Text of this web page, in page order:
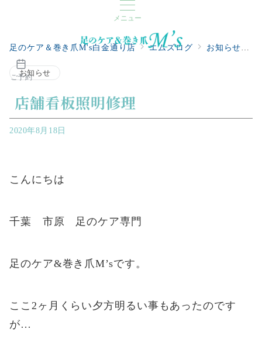
メニュー
ご予約
足のケア＆巻き爪M's白金通り店 エムズログ お知らせ
お知らせ
店舗看板照明修理
2020年8月18日
こんにちは
千葉 市原 足のケア専門
足のケア&巻き爪M’sです。
ここ2ヶ月くらい夕方明るい事もあったのです
が…